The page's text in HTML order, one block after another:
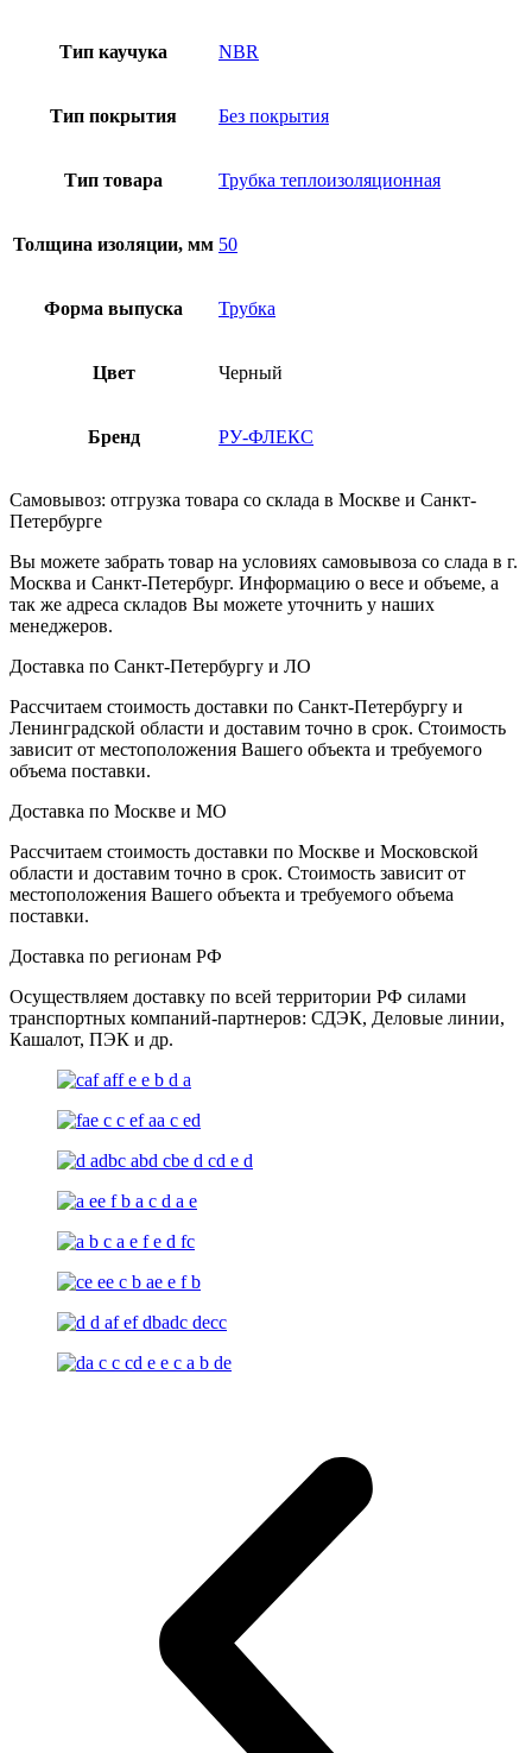
Тип каучука NBR
Тип покрытия Без покрытия
Тип товара Трубка теплоизоляционная
Толщина изоляции, мм 50
Форма выпуска Трубка
Цвет Черный
Бренд РУ-ФЛЕКС
Самовывоз: отгрузка товара со склада в Москве и Санкт-
Петербурге
Вы можете забрать товар на условиях самовывоза со слада в г.
Москва и Санкт-Петербург. Информацию о весе и объеме, а
так же адреса складов Вы можете уточнить у наших
менеджеров.
Доставка по Санкт-Петербургу и ЛО
Рассчитаем стоимость доставки по Санкт-Петербургу и
Ленинградской области и доставим точно в срок. Стоимость
зависит от местоположения Вашего объекта и требуемого
объема поставки.
Доставка по Москве и МО
Рассчитаем стоимость доставки по Москве и Московской
области и доставим точно в срок. Стоимость зависит от
местоположения Вашего объекта и требуемого объема
поставки.
Доставка по регионам РФ
Осуществляем доставку по всей территории РФ силами
транспортных компаний-партнеров: СДЭК, Деловые линии,
Кашалот, ПЭК и др.